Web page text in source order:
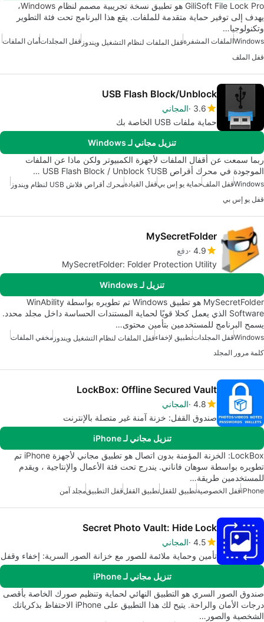
GiliSoft File Lock Pro هو تطبيق نسخة تجريبية مصمم لنظام Windows،
يهدف إلى توفير حماية متقدمة للملفات. يقع هذا البرنامج تحت فئة التطوير
وتكنولوجيا…
Windowsالملفات المشفرةقفل الملفات لنظام التشغيل ويندوز قفل المجلداتأمان الملفات
قفل الملف
USB Flash Block/Unblock
3.6 المجاني
حماية ملفات USB الخاصة بك
تنزيل مجاني لـ Windows
ربما سمعت عن أقفال الملفات لأجهزة الكمبيوتر ولكن ماذا عن الملفات
الموجودة في محرك أقراص USB؟ USB Flash Block / Unblock …
Windowsقفل الملفحماية يو إس بيقفل القيادةمحرك أقراص فلاش USB لنظام ويندوز
قفل يو إس بي
MySecretFolder
4.9 دفع
MySecretFolder: Folder Protection Utility
تنزيل لـ Windows
MySecretFolder هو تطبيق Windows تم تطويره بواسطة WinAbility
Software الذي يعمل كحلا قويًا لحماية المستندات الحساسة داخل مجلد محدد.
يسمح البرنامج للمستخدمين بتأمين محتوى…
Windowsقفل المجلداتتطبيق لإخفاءقفل الملفات لنظام التشغيل ويندوز مخفي الملفات
كلمة مرور المجلد
LockBox: Offline Secured Vault
4.8 المجاني
صندوق القفل: خزنة آمنة غير متصلة بالإنترنت
تنزيل مجاني لـ iPhone
LockBox: الخزنة المؤمنة بدون اتصال هو تطبيق مجاني لأجهزة iPhone تم
تطويره بواسطة سوهان فاناني. يندرج تحت فئة الأعمال والإنتاجية ، ويقدم
للمستخدمين طريقة…
iPhoneقفل الخصوصيةتطبيق للقفلتطبيق القفلقفل التطبيقمجلد آمن
Secret Photo Vault: Hide Lock
4.5 المجاني
تأمين وحماية ملائمة للصور مع خزانة الصور السرية: إخفاء وقفل
تنزيل مجاني لـ iPhone
صندوق الصور السري هو التطبيق النهائي لحماية وتنظيم صورك الخاصة بأقصى
درجات الأمان والراحة. يتيح لك هذا التطبيق على iPhone الاحتفاظ بذكرياتك
الشخصية والصور…